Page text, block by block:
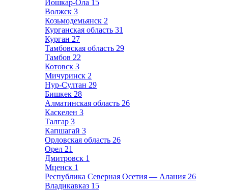
Йошкар-Ола 15
Волжск 3
Козьмодемьянск 2
Курганская область 31
Курган 27
Тамбовская область 29
Тамбов 22
Котовск 3
Мичуринск 2
Нур-Султан 29
Бишкек 28
Алматинская область 26
Каскелен 3
Талгар 3
Капшагай 3
Орловская область 26
Орел 21
Дмитровск 1
Мценск 1
Республика Северная Осетия — Алания 26
Владикавказ 15